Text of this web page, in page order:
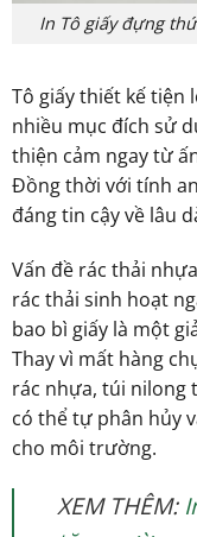
In Tô giấy đựng
Tô giấy thiết kế tiện
nhiều mục đích sử
thiện cảm ngay từ
Đồng thời với tính
đáng tin cậy về lâu
Vấn đề rác thải
rác thải sinh hoạt
bao bì giấy là một
Thay vì mất hàng
rác nhựa, túi nilong
có thể tự phân hủy
cho môi trường.
XEM THÊM: